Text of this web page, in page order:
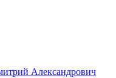
Александрович